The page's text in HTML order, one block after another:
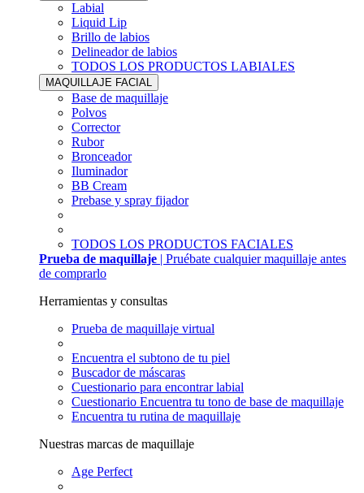
Labial
Liquid Lip
Brillo de labios
Delineador de labios
TODOS LOS PRODUCTOS LABIALES
MAQUILLAJE FACIAL
Base de maquillaje
Polvos
Corrector
Rubor
Bronceador
Iluminador
BB Cream
Prebase y spray fijador
TODOS LOS PRODUCTOS FACIALES
Prueba de maquillaje | Pruébate cualquier maquillaje antes
de comprarlo
Herramientas y consultas
Prueba de maquillaje virtual
Encuentra el subtono de tu piel
Buscador de máscaras
Cuestionario para encontrar labial
Cuestionario Encuentra tu tono de base de maquillaje
Encuentra tu rutina de maquillaje
Nuestras marcas de maquillaje
Age Perfect